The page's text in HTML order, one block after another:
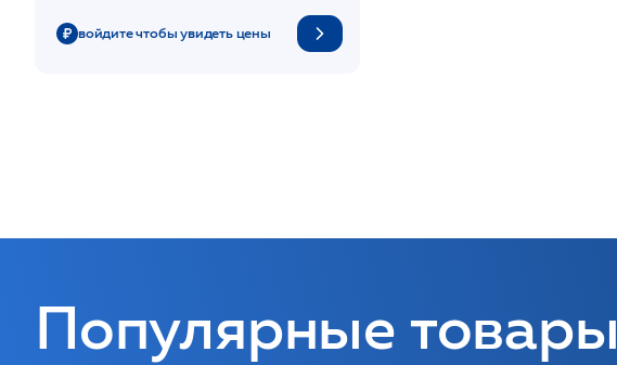
войдите чтобы увидеть цены
Популярные товары